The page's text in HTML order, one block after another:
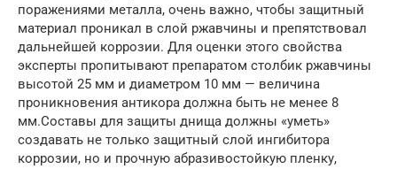
поражениями металла, очень важно, чтобы защитный
материал проникал в слой ржавчины и препятствовал
дальнейшей коррозии. Для оценки этого свойства
эксперты пропитывают препаратом столбик ржавчины
высотой 25 мм и диаметром 10 мм — величина
проникновения антикора должна быть не менее 8
мм.Составы для защиты днища должны «уметь»
создавать не только защитный слой ингибитора
коррозии, но и прочную абразивостойкую пленку,